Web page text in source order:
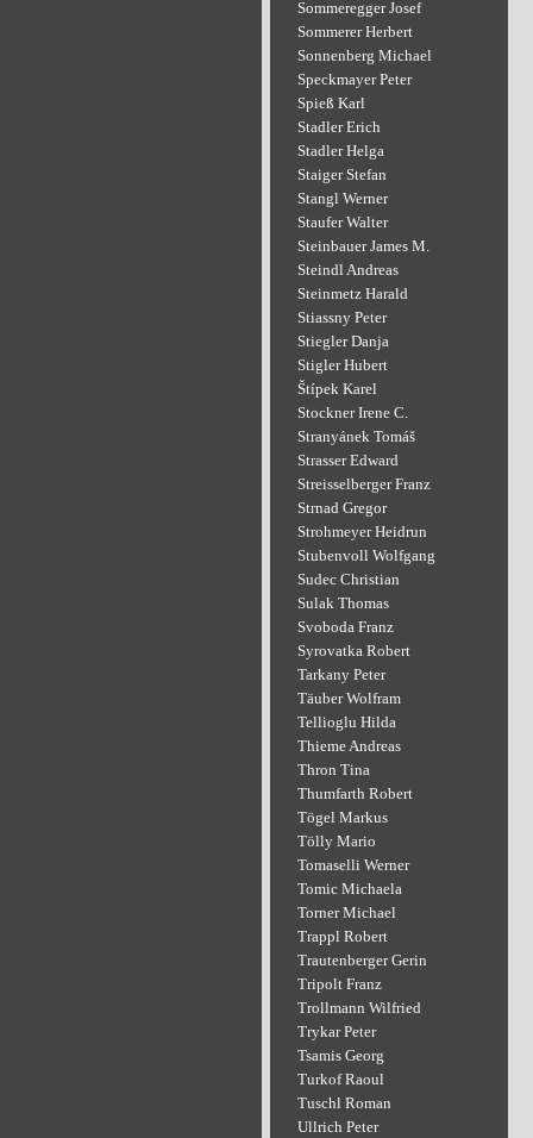
Sommeregger Josef
Sommerer Herbert
Sonnenberg Michael
Speckmayer Peter
Spieß Karl
Stadler Erich
Stadler Helga
Staiger Stefan
Stangl Werner
Staufer Walter
Steinbauer James M.
Steindl Andreas
Steinmetz Harald
Stiassny Peter
Stiegler Danja
Stigler Hubert
Štípek Karel
Stockner Irene C.
Stranyánek Tomáš
Strasser Edward
Streisselberger Franz
Strnad Gregor
Strohmeyer Heidrun
Stubenvoll Wolfgang
Sudec Christian
Sulak Thomas
Svoboda Franz
Syrovatka Robert
Tarkany Peter
Täuber Wolfram
Tellioglu Hilda
Thieme Andreas
Thron Tina
Thumfarth Robert
Tögel Markus
Tölly Mario
Tomaselli Werner
Tomic Michaela
Torner Michael
Trappl Robert
Trautenberger Gerin
Tripolt Franz
Trollmann Wilfried
Trykar Peter
Tsamis Georg
Turkof Raoul
Tuschl Roman
Ullrich Peter